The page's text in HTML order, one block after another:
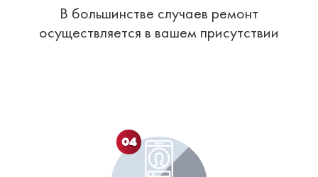
В большинстве случаев ремонт
осуществляется в вашем присутствии
04